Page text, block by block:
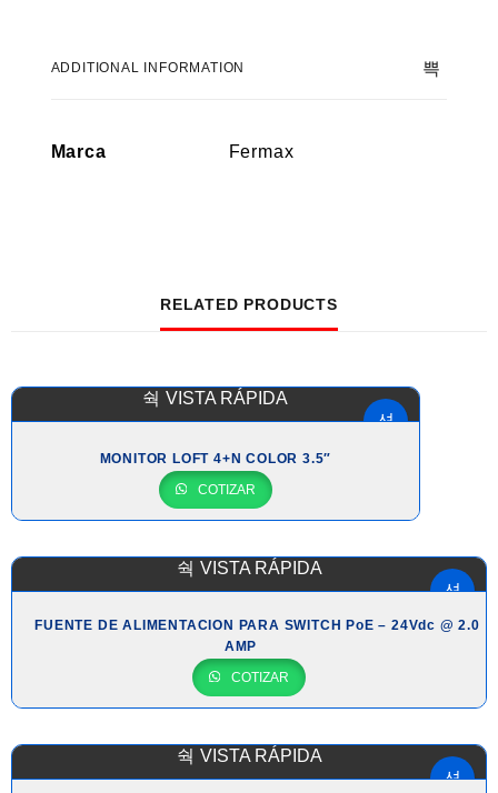
ADDITIONAL INFORMATION
Marca Fermax
RELATED PRODUCTS
VISTA RÁPIDA
MONITOR LOFT 4+N COLOR 3.5″
COTIZAR
VISTA RÁPIDA
FUENTE DE ALIMENTACION PARA SWITCH PoE – 24Vdc @ 2.0
AMP
COTIZAR
VISTA RÁPIDA